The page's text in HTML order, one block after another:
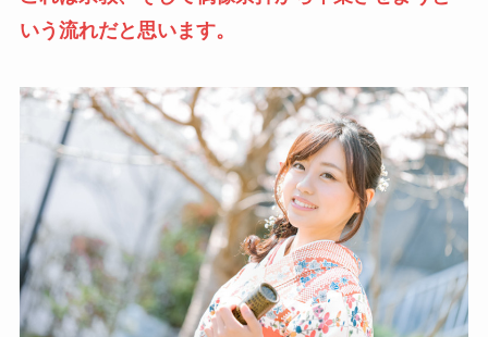
いう流れだと思います。